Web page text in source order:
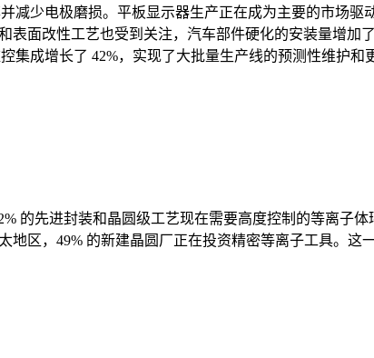
减少电极磨损。平板显示器生产正在成为主要的市场驱
表面改性工艺也受到关注，汽车部件硬化的安装量增加
成增长了 42%，实现了大批量生产线的预测性维护和
的先进封装和晶圆级工艺现在需要高度控制的等离子
地区，49% 的新建晶圆厂正在投资精密等离子工具。